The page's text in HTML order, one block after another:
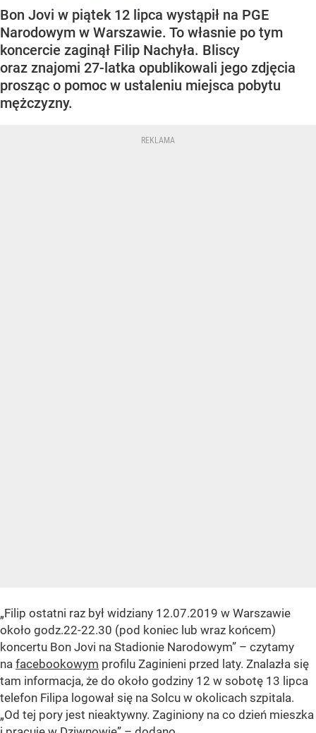
Bon Jovi w piątek 12 lipca wystąpił na PGE
Narodowym w Warszawie. To własnie po tym
koncercie zaginął Filip Nachyła. Bliscy
oraz znajomi 27-latka opublikowali jego zdjęcia
prosząc o pomoc w ustaleniu miejsca pobytu
mężczyzny.
„Filip ostatni raz był widziany 12.07.2019 w Warszawie
około godz.22-22.30 (pod koniec lub wraz końcem)
koncertu Bon Jovi na Stadionie Narodowym” – czytamy
na facebookowym profilu Zaginieni przed laty. Znalazła się
tam informacja, że do około godziny 12 w sobotę 13 lipca
telefon Filipa logował się na Solcu w okolicach szpitala.
„Od tej pory jest nieaktywny. Zaginiony na co dzień mieszka